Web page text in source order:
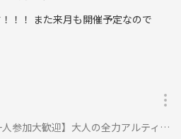
！！ また来月も開催予定なので
大歓迎】大人の全力アルティメットin福島に参加